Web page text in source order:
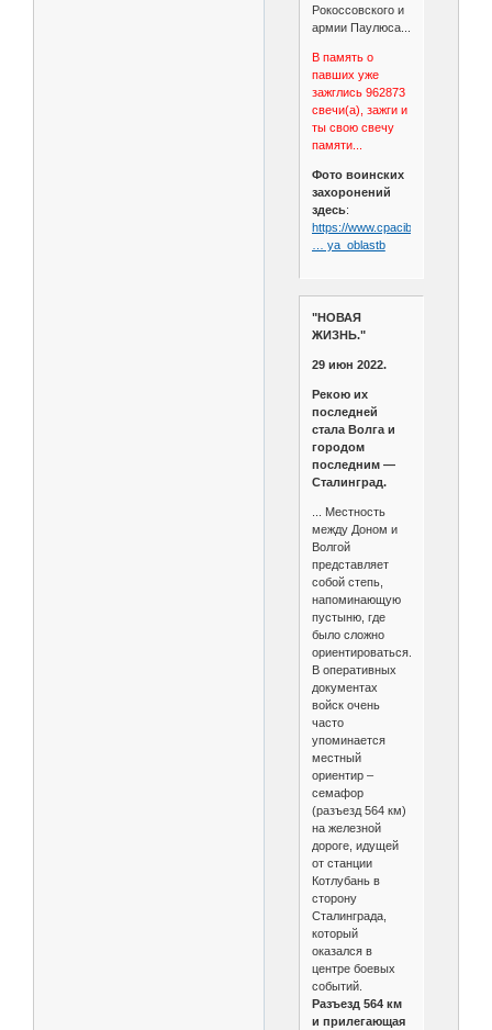
Рокоссовского и
армии Паулюса...
В память о
павших уже
зажглись 962873
свечи(а), зажги и
ты свою свечу
памяти...
Фото воинских
захоронений
здесь:
https://www.cpacibodedu.ru/
… ya_oblastb
"НОВАЯ
ЖИЗНЬ."
29 июн 2022.
Рекою их
последней
стала Волга и
городом
последним —
Сталинград.
... Местность
между Доном и
Волгой
представляет
собой степь,
напоминающую
пустыню, где
было сложно
ориентироваться.
В оперативных
документах
войск очень
часто
упоминается
местный
ориентир –
семафор
(разъезд 564 км)
на железной
дороге, идущей
от станции
Котлубань в
сторону
Сталинграда,
который
оказался в
центре боевых
событий.
Разъезд 564 км
и прилегающая